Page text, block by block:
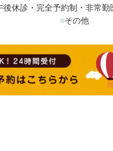
後休診・完全予約制・非常勤
■その他